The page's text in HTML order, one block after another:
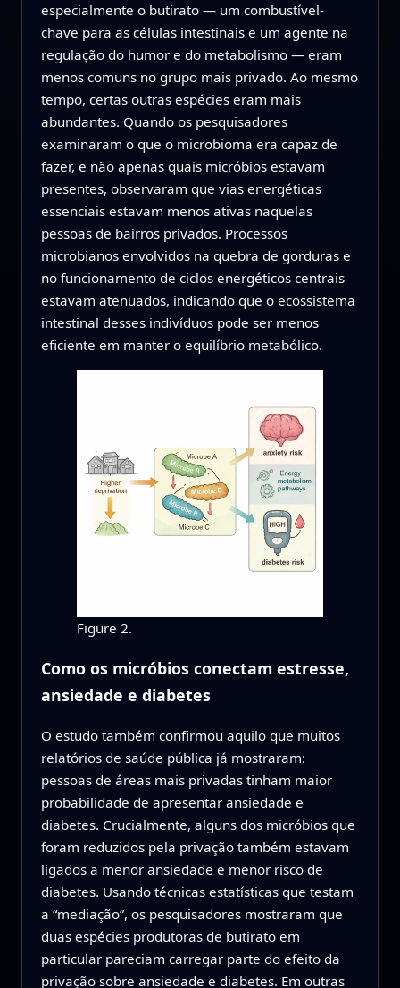
especialmente o butirato — um combustível-
chave para as células intestinais e um agente na
regulação do humor e do metabolismo — eram
menos comuns no grupo mais privado. Ao mesmo
tempo, certas outras espécies eram mais
abundantes. Quando os pesquisadores
examinaram o que o microbioma era capaz de
fazer, e não apenas quais micróbios estavam
presentes, observaram que vias energéticas
essenciais estavam menos ativas naquelas
pessoas de bairros privados. Processos
microbianos envolvidos na quebra de gorduras e
no funcionamento de ciclos energéticos centrais
estavam atenuados, indicando que o ecossistema
intestinal desses indivíduos pode ser menos
eficiente em manter o equilíbrio metabólico.
Figure 2.
Como os micróbios conectam estresse,
ansiedade e diabetes
O estudo também confirmou aquilo que muitos
relatórios de saúde pública já mostraram:
pessoas de áreas mais privadas tinham maior
probabilidade de apresentar ansiedade e
diabetes. Crucialmente, alguns dos micróbios que
foram reduzidos pela privação também estavam
ligados a menor ansiedade e menor risco de
diabetes. Usando técnicas estatísticas que testam
a “mediação”, os pesquisadores mostraram que
duas espécies produtoras de butirato em
particular pareciam carregar parte do efeito da
privação sobre ansiedade e diabetes. Em outras